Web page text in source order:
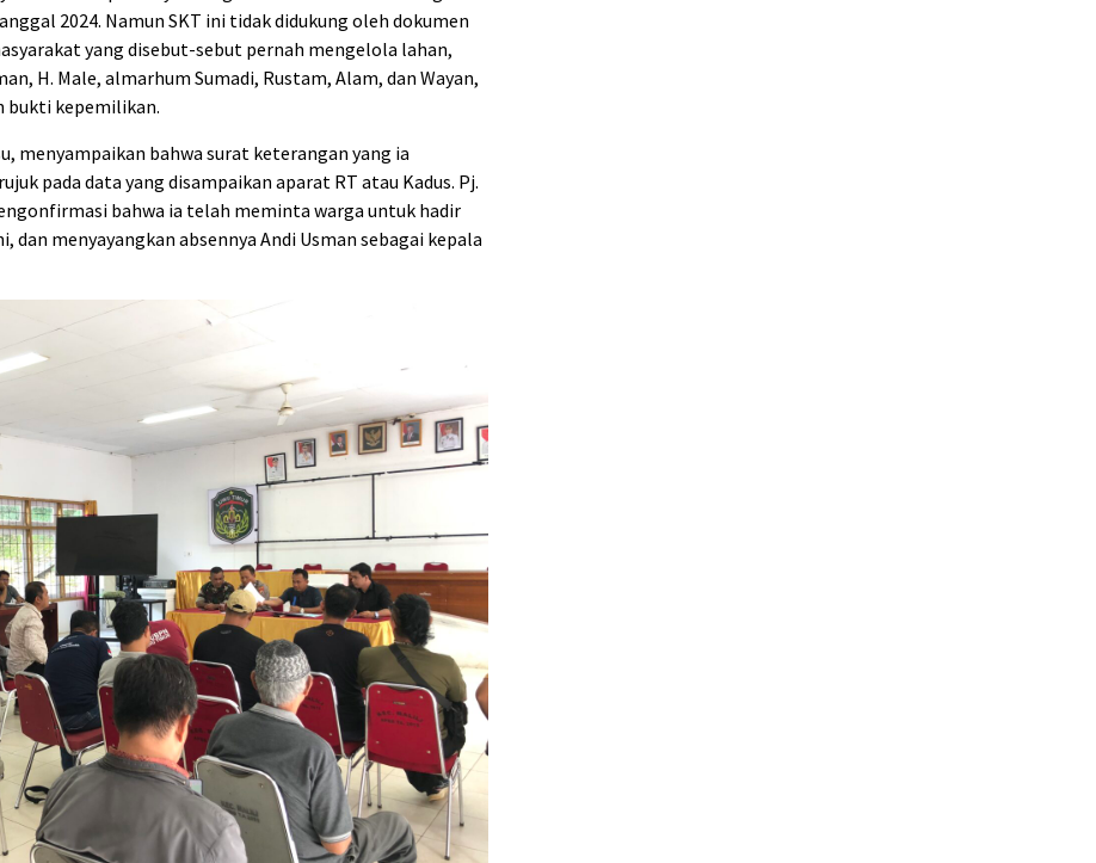
2024. Namun SKT ini tidak didukung oleh dokumen
yang disebut-sebut pernah mengelola lahan,
H. Male, almarhum Sumadi, Rustam, Alam, dan Wayan,
bukti kepemilikan.
menyampaikan bahwa surat keterangan yang ia
pada data yang disampaikan aparat RT atau Kadus. Pj.
bahwa ia telah meminta warga untuk hadir
dan menyayangkan absennya Andi Usman sebagai kepala